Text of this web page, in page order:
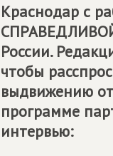
Краснодар с
России.
чтобы
выдвижению
программе
интервью: